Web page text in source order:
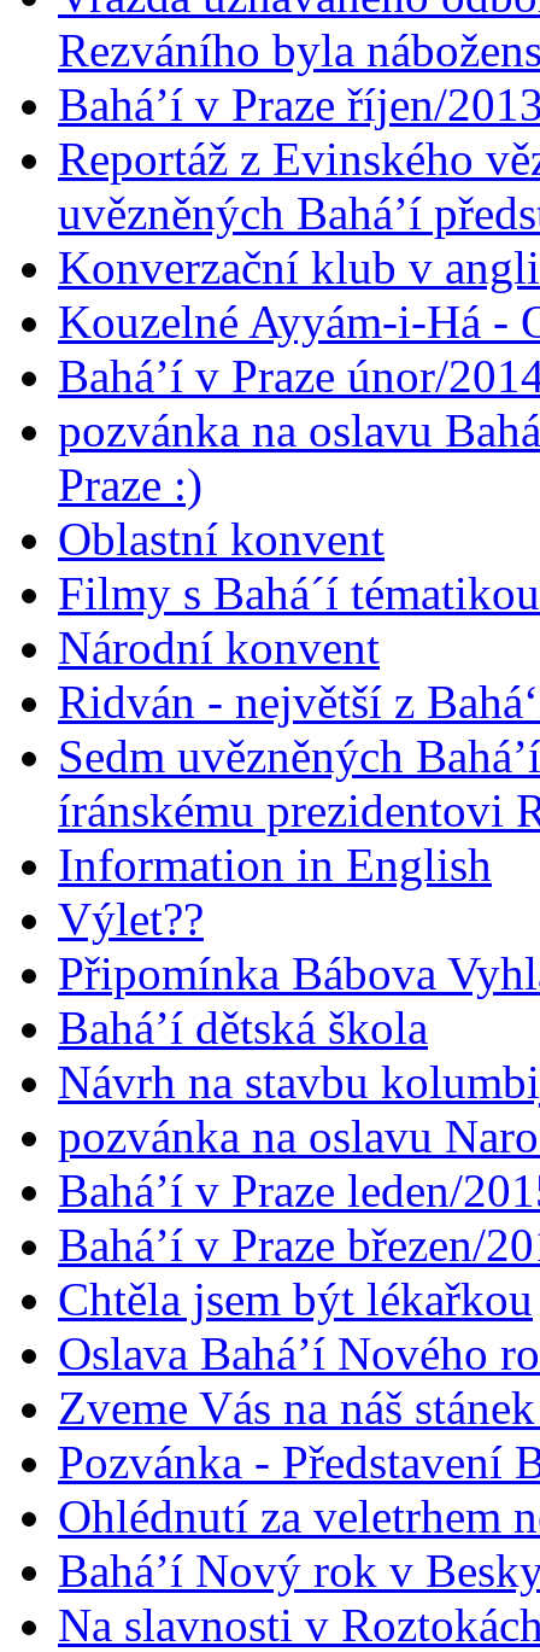
Rezváního byla
Bahá’í v Praze říjen/
Reportáž z Evinského
uvězněných Bahá’í
Konverzační klub v
Kouzelné Ayyám-i-Há -
Bahá’í v Praze únor/
pozvánka na oslavu
Praze :)
Oblastní konvent
Filmy s Bahá´í
Národní konvent
Ridván - největší z
Sedm uvězněných
íránskému prezidentovi
Information in English
Výlet??
Připomínka Bábova
Bahá’í dětská škola
Návrh na stavbu
pozvánka na oslavu
Bahá’í v Praze leden/
Bahá’í v Praze březen/
Chtěla jsem být lékařkou
Oslava Bahá’í Nového
Zveme Vás na náš
Pozvánka - Představení
Ohlédnutí za veletrhem
Bahá’í Nový rok v
Na slavnosti v